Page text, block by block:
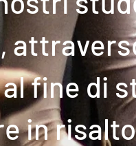
al fine di
in risalto